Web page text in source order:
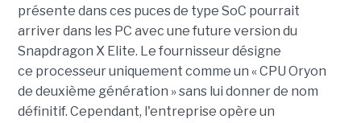
présente dans ces puces de type SoC pourrait
arriver dans les PC avec une future version du
Snapdragon X Elite. Le fournisseur désigne
ce processeur uniquement comme un « CPU Oryon
de deuxième génération » sans lui donner de nom
définitif. Cependant, l'entreprise opère un